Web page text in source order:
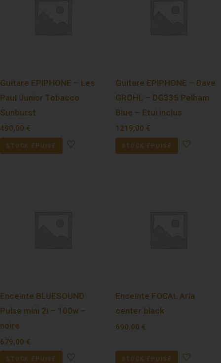
Guitare EPIPHONE – Les
Paul Junior Tobacco
Sunburst
490,00 €
STOCK ÉPUISÉ
Guitare EPIPHONE – Dave
GROHL – DG335 Pelham
Blue – Etui inclus
1219,00 €
STOCK ÉPUISÉ
Enceinte BLUESOUND
Pulse mini 2i – 100w –
noire
679,00 €
STOCK ÉPUISÉ
Enceinte FOCAL Aria
center black
690,00 €
STOCK ÉPUISÉ